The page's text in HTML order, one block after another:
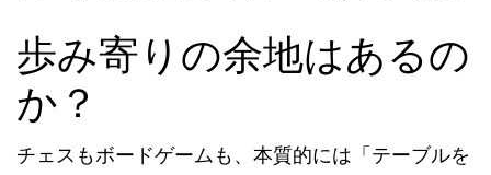
歩み寄りの余地はあるの
か？
チェスもボードゲームも、本質的には「テーブルを